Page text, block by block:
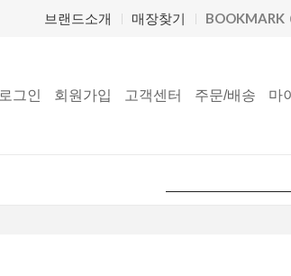
브랜드소개 매장찾기 BOOKMARK
로그인 회원가입 고객센터 주문/배송 마